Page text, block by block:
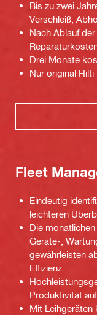
Bis zu zwei
Verschleiß,
Nach Ablauf
Drei Monate
Nur original Hilti
Fleet
Eindeutig
leichteren
Die
Geräte-,
gewährleisten
Effizienz.
Produktivität
Mit Leihgeräten